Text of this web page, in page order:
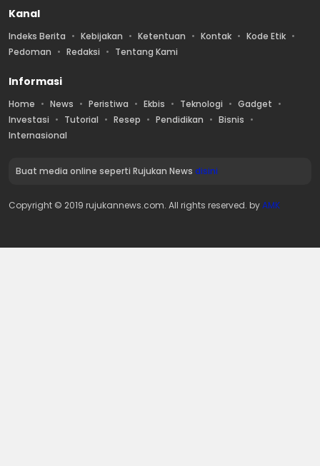
Kanal
Indeks Berita Kebijakan Ketentuan Kontak
Kode Etik
Pedoman
Redaksi Tentang Kami
Informasi
Home News Peristiwa Ekbis Teknologi
Gadget
Investasi
Tutorial Resep Pendidikan
Bisnis
Internasional
Buat media online seperti Rujukan News disini
Copyright © 2019 rujukannews.com. All rights reserved. byAMK